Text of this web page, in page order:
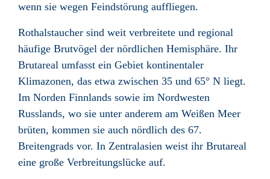
wenn sie wegen Feindstörung auffliegen.
Rothalstaucher sind weit verbreitete und regional
häufige Brutvögel der nördlichen Hemisphäre. Ihr
Brutareal umfasst ein Gebiet kontinentaler
Klimazonen, das etwa zwischen 35 und 65° N liegt.
Im Norden Finnlands sowie im Nordwesten
Russlands, wo sie unter anderem am Weißen Meer
brüten, kommen sie auch nördlich des 67.
Breitengrads vor. In Zentralasien weist ihr Brutareal
eine große Verbreitungslücke auf.